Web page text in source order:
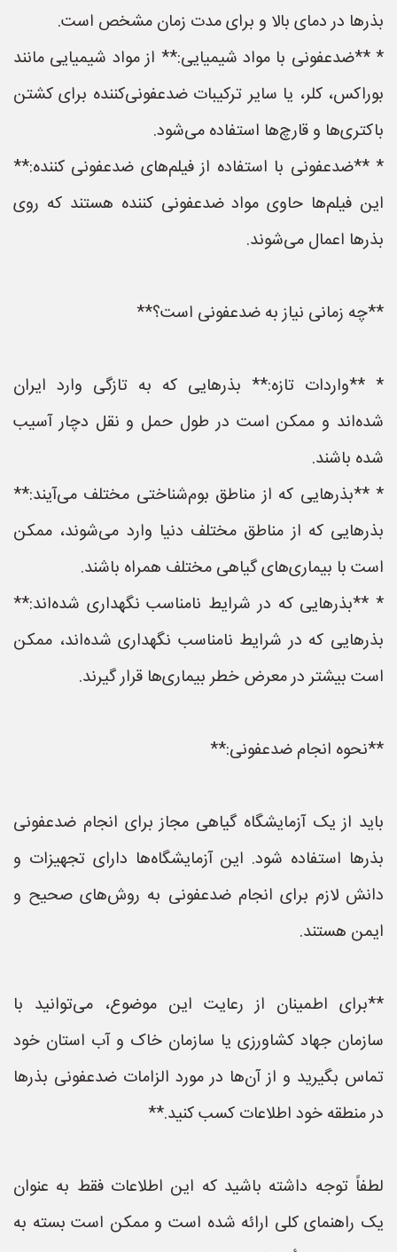
بذرها در دمای بالا و برای مدت زمان مشخص است.
* **ضدعفونی با مواد شیمیایی:** از مواد شیمیایی مانند
بوراکس، کلر، یا سایر ترکیبات ضدعفونی‌کننده برای کشتن
باکتری‌ها و قارچ‌ها استفاده می‌شود.
* **ضدعفونی با استفاده از فیلم‌های ضدعفونی کننده:**
این فیلم‌ها حاوی مواد ضدعفونی کننده هستند که روی
بذرها اعمال می‌شوند.
**چه زمانی نیاز به ضدعفونی است؟**
* **واردات تازه:** بذرهایی که به تازگی وارد ایران
شده‌اند و ممکن است در طول حمل و نقل دچار آسیب
شده باشند.
* **بذرهایی که از مناطق بوم‌شناختی مختلف می‌آیند:**
بذرهایی که از مناطق مختلف دنیا وارد می‌شوند، ممکن
است با بیماری‌های گیاهی مختلف همراه باشند.
* **بذرهایی که در شرایط نامناسب نگهداری شده‌اند:**
بذرهایی که در شرایط نامناسب نگهداری شده‌اند، ممکن
است بیشتر در معرض خطر بیماری‌ها قرار گیرند.
**نحوه انجام ضدعفونی:**
باید از یک آزمایشگاه گیاهی مجاز برای انجام ضدعفونی
بذرها استفاده شود. این آزمایشگاه‌ها دارای تجهیزات و
دانش لازم برای انجام ضدعفونی به روش‌های صحیح و
ایمن هستند.
**برای اطمینان از رعایت این موضوع، می‌توانید با
سازمان جهاد کشاورزی یا سازمان خاک و آب استان خود
تماس بگیرید و از آن‌ها در مورد الزامات ضدعفونی بذرها
در منطقه خود اطلاعات کسب کنید.**
لطفاً توجه داشته باشید که این اطلاعات فقط به عنوان
یک راهنمای کلی ارائه شده است و ممکن است بسته به